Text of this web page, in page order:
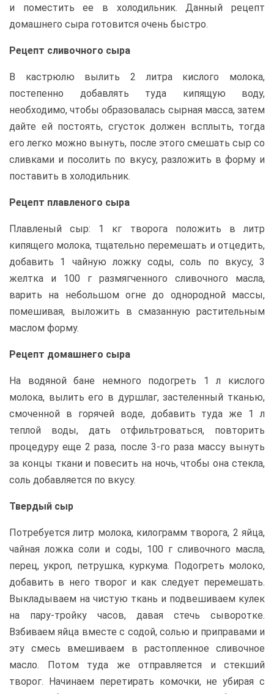
и поместить ее в холодильник. Данный рецепт
домашнего сыра готовится очень быстро.
Рецепт сливочного сыра
В кастрюлю вылить 2 литра кислого молока,
постепенно добавлять туда кипящую воду,
необходимо, чтобы образовалась сырная масса, затем
дайте ей постоять, сгусток должен всплыть, тогда
его легко можно вынуть, после этого смешать сыр со
сливками и посолить по вкусу, разложить в форму и
поставить в холодильник.
Рецепт плавленого сыра
Плавленый сыр: 1 кг творога положить в литр
кипящего молока, тщательно перемешать и отцедить,
добавить 1 чайную ложку соды, соль по вкусу, 3
желтка и 100 г размягченного сливочного масла,
варить на небольшом огне до однородной массы,
помешивая, выложить в смазанную растительным
маслом форму.
Рецепт домашнего сыра
На водяной бане немного подогреть 1 л кислого
молока, вылить его в дуршлаг, застеленный тканью,
смоченной в горячей воде, добавить туда же 1 л
теплой воды, дать отфильтроваться, повторить
процедуру еще 2 раза, после 3-го раза массу вынуть
за концы ткани и повесить на ночь, чтобы она стекла,
соль добавляется по вкусу.
Твердый сыр
Потребуется литр молока, килограмм творога, 2 яйца,
чайная ложка соли и соды, 100 г сливочного масла,
перец, укроп, петрушка, куркума. Подогреть молоко,
добавить в него творог и как следует перемешать.
Выкладываем на чистую ткань и подвешиваем кулек
на пару-тройку часов, давая стечь сыворотке.
Взбиваем яйца вместе с содой, солью и приправами и
эту смесь вмешиваем в растопленное сливочное
масло. Потом туда же отправляется и стекший
творог. Начинаем перетирать комочки, не убирая с